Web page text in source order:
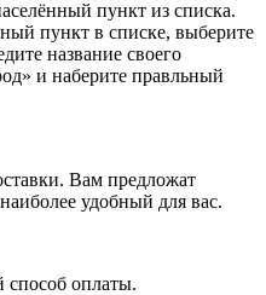
пункт из списка.
пункт в списке, выберите
название своего
и наберите правльный
Вам предложат
удобный для вас.
способ оплаты.